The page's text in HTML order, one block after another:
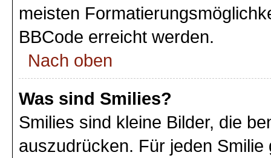
meisten
BBCode erreicht werden.
Nach oben
Was sind Smilies?
Smilies sind kleine Bilder, die
auszudrücken. Für jeden